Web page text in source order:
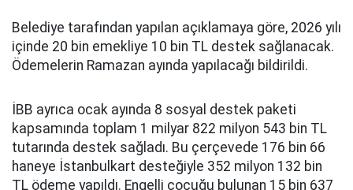
Belediye tarafından yapılan açıklamaya göre, 2026 yılı
içinde 20 bin emekliye 10 bin TL destek sağlanacak.
Ödemelerin Ramazan ayında yapılacağı bildirildi.
İBB ayrıca ocak ayında 8 sosyal destek paketi
kapsamında toplam 1 milyar 822 milyon 543 bin TL
tutarında destek sağladı. Bu çerçevede 176 bin 66
haneye İstanbulkart desteğiyle 352 milyon 132 bin
TL ödeme yapıldı. Engelli çocuğu bulunan 15 bin 637